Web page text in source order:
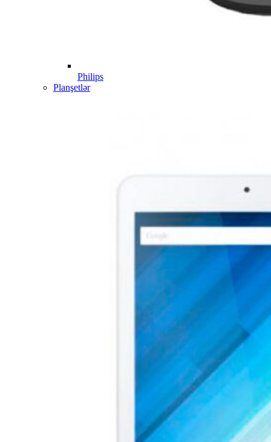
Philips
Planşetlər